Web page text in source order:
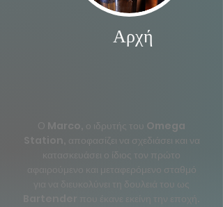
Αρχή
Ο Marco, ο ιδρυτής του Omega
Station, αποφασίζει να σχεδιάσει και να
κατασκευάσει ο ίδιος τον πρώτο
αφαιρούμενο και μεταφερόμενο σταθμό
για να διευκολύνει τη δουλειά του ως
Bartender που έκανε εκείνη την εποχή.